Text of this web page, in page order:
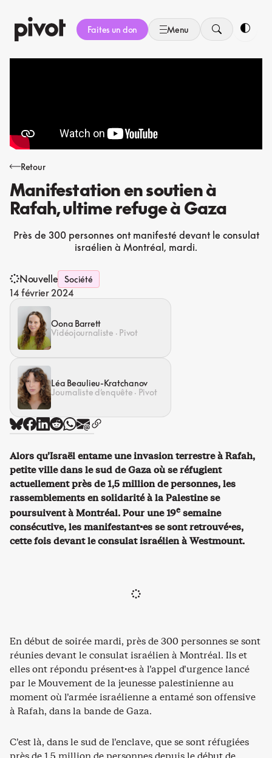
au
contenu
Faites un don Menu
Retour
Manifestation en soutien à
Rafah, ultime refuge à Gaza
Près de 300 personnes ont manifesté devant le consulat
israélien à Montréal, mardi.
Nouvelle Société
14 février 2024
Oona Barrett
Vidéojournaliste · Pivot
Léa Beaulieu-Kratchanov
Journaliste d’enquête · Pivot
Alors qu’Israël entame une invasion terrestre à Rafah,
petite ville dans le sud de Gaza où se réfugient
actuellement près de 1,5 million de personnes, les
rassemblements en solidarité à la Palestine se
poursuivent à Montréal. Pour une 19e semaine
consécutive, les manifestant·es se sont retrouvé·es,
cette fois devant le consulat israélien à Westmount.
En début de soirée mardi, près de 300 personnes se sont
réunies devant le consulat israélien à Montréal. Ils et
elles ont répondu présent·es à l’appel d’urgence lancé
par le Mouvement de la jeunesse palestinienne au
moment où l’armée israélienne a entamé son offensive
à Rafah, dans la bande de Gaza.
C’est là, dans le sud de l’enclave, que se sont réfugiées